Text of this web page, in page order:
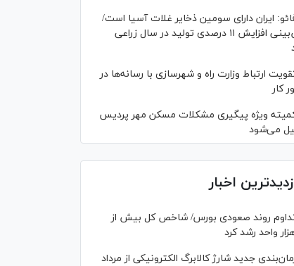
ایران دارای سومین ذخایر غلات آسیا است/
پیش‌بینی افزایش ۱۱ درصدی تولید در سال زراعی
ارتباط وزارت راه و شهرسازی با رسانه‌ها در
کار
ویژه پیگیری مشکلات مسکن مهر پردیس
می‌شود
اخبار
روند صعودی بورس/ شاخص کل بیش از
جدید شارژ کالابرگ الکترونیکی از مرداد